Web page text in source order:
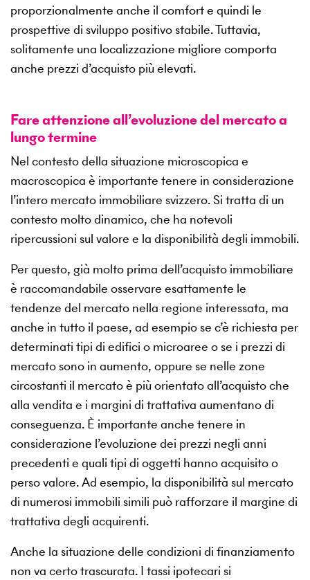
proporzionalmente anche il comfort e quindi le
prospettive di sviluppo positivo stabile. Tuttavia,
solitamente una localizzazione migliore comporta
anche prezzi d’acquisto più elevati.
Fare attenzione all’evoluzione del mercato a
lungo termine
Nel contesto della situazione microscopica e
macroscopica è importante tenere in considerazione
l’intero mercato immobiliare svizzero. Si tratta di un
contesto molto dinamico, che ha notevoli
ripercussioni sul valore e la disponibilità degli immobili.
Per questo, già molto prima dell’acquisto immobiliare
è raccomandabile osservare esattamente le
tendenze del mercato nella regione interessata, ma
anche in tutto il paese, ad esempio se c’è richiesta per
determinati tipi di edifici o microaree o se i prezzi di
mercato sono in aumento, oppure se nelle zone
circostanti il mercato è più orientato all’acquisto che
alla vendita e i margini di trattativa aumentano di
conseguenza. È importante anche tenere in
considerazione l’evoluzione dei prezzi negli anni
precedenti e quali tipi di oggetti hanno acquisito o
perso valore. Ad esempio, la disponibilità sul mercato
di numerosi immobili simili può rafforzare il margine di
trattativa degli acquirenti.
Anche la situazione delle condizioni di finanziamento
non va certo trascurata. I tassi ipotecari si